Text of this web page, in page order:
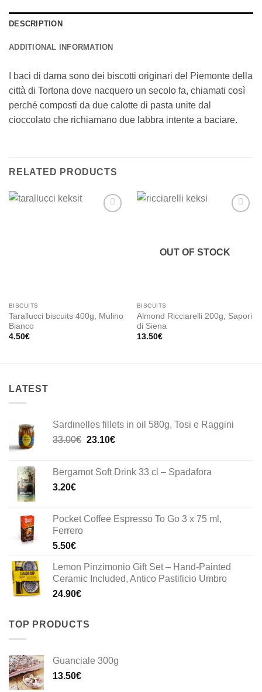
DESCRIPTION
ADDITIONAL INFORMATION
I baci di dama sono dei biscotti originari del Piemonte della
città di Tortona dove nacquero un secolo fa, chiamati così
perché composti da due calotte di pasta unite dal
cioccolato che richiamano due labbra intente a baciare.
RELATED PRODUCTS
BISCUITS
Tarallucci biscuits 400g, Mulino
Bianco
4.50€
OUT OF STOCK
BISCUITS
Almond Ricciarelli 200g, Sapori
di Siena
13.50€
LATEST
Sardinelles fillets in oil 580g, Tosi e Raggini
33.00€ Original
33.00€.
23.10€Current
23.10€.
Bergamot Soft Drink 33 cl – Spadafora
3.20€
Pocket Coffee Espresso To Go 3 x 75 ml,
Ferrero
5.50€
Lemon Pinzimonio Gift Set – Hand-Painted
Ceramic Included, Antico Pastificio Umbro
24.90€
TOP PRODUCTS
Guanciale 300g
13.50€